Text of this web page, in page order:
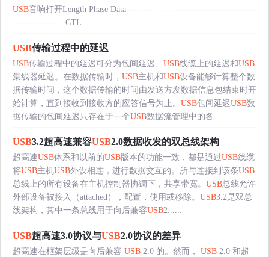
USB音响打开Length Phase Data -------- ----- ----------------------------
-- -------------- CTL ......
USB传输过程中的延迟
USB传输过程中的延迟可分为包间延迟、 USB线缆上的延迟和USB
集线器延迟。在数据传输时， USB主机和USB设备能够计算整个数
据传输时间，这个数据传输的时间由发送方发数据信息包结束时开
始计算，直到接收到接收方的应答信号为止。 USB包间延迟USB数
据传输的包间延迟只存在于一个USB数据流管理中的各......
USB3.2超高速兼容USB2.0数据收发的双总线架构
超高速USB体系和以前的USB版本的功能一致，都是通过USB线缆
将USB主机USB外设相连，进行数据交互的。所与连接到该条USB
总线上的所有设备在主机控制器协调下，共享带宽。 USB总线允许
外部设备被接入（attached），配置，使用或移除。 USB3.2是双总
线架构，其中一条总线用于向后兼容USB2......
USB超高速3.0协议与USB2.0协议的差异
超高速在框架层级是向后兼容 USB 2.0 的。然而， USB 2.0 和超